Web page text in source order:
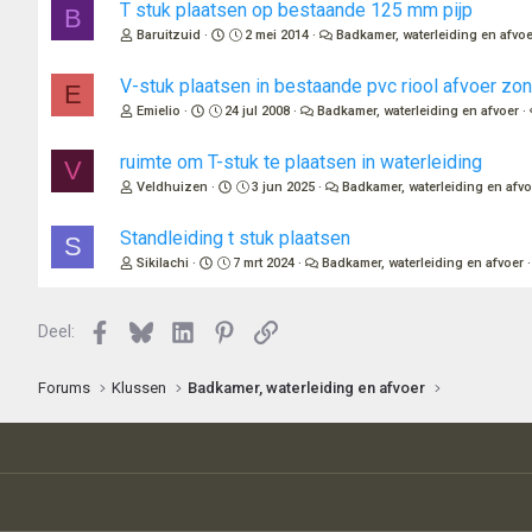
B T stuk plaatsen op bestaande 125 mm pijp
Baruitzuid 2 mei 2014 Badkamer, waterleiding en
E V-stuk plaatsen in bestaande pvc riool afvoer
Emielio 24 jul 2008 Badkamer, waterleiding en afvoer
V ruimte om T-stuk te plaatsen in waterleiding
Veldhuizen 3 jun 2025 Badkamer, waterleiding en
S Standleiding t stuk plaatsen
Sikilachi 7 mrt 2024 Badkamer, waterleiding en afvoer
Deel: Facebook
BlueskyLinkedInPinterest
Link
Forums Klussen Badkamer, waterleiding en afvoer